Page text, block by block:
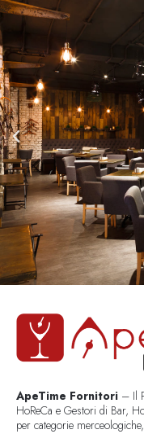
ApeTime Fornitori – Il
HoReCa e Gestori di Bar,
per categorie